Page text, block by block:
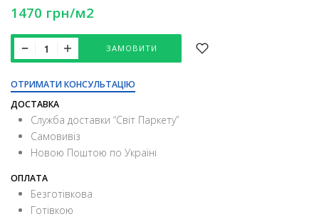
1470 грн/м2
ЗАМОВИТИ
ОТРИМАТИ КОНСУЛЬТАЦІЮ
ДОСТАВКА
Служба доставки “Свiт Паркету”
Самовивіз
Новою Поштою по Україні
ОПЛАТА
Безготівкова
Готівкою